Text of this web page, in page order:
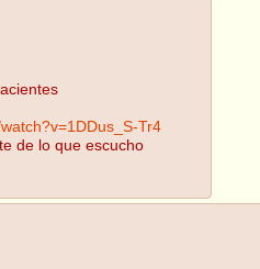
Tr4
de lo que escucho